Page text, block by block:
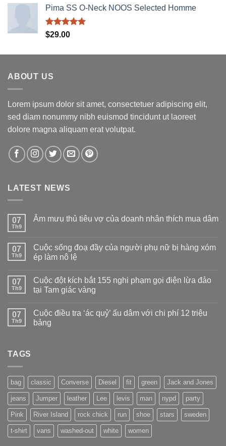
5 sao
Pima SS O-Neck NOOS Selected Homme
Được xếp
$29.00
ABOUT US
Lorem ipsum dolor sit amet, consectetuer adipiscing elit,
sed diam nonummy nibh euismod tincidunt ut laoreet
dolore magna aliquam erat volutpat.
LATEST NEWS
07
Th9
Âm mưu thủ tiêu vợ của doanh nhân thích mua dâm
luận
ở
Âm
tiêu
vợ
của
thích
mua
dâm
07
Th9
Cuộc sống đoạ đầy của người phụ nữ bị hàng xóm
ép làm nô lệ
bình
luận
ở
đoạ
đầy
của
làm
nô
lệ
07
Th9
Cuộc đột kích bắt 155 nghi phạm gọi điện lừa đảo
tại Tam giác vàng
bình
luận
ở
gọi
điện
lừa
đảo
tại
Tam
giác
vàng
07
Th9
Cuộc điều tra ‘ác quỷ’ ấu dâm với chi phí 12 triệu
bảng
tra
‘ác
quỷ’
ấu
dâm
với
chi
phí
12
triệu
TAGS
bag classic Converse Diesel fit green Jack and Jones
jeans Jumper leather Lee levis man nypd party
Pink River Island rock chick run shoe stars sweden
t-shirt vans washed-out white women